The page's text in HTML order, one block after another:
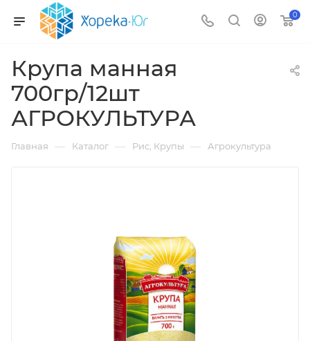
0
Крупа манная
700гр/12шт
АГРОКУЛЬТУРА
Главная — Каталог — Рис, Крупы — Агрокультура